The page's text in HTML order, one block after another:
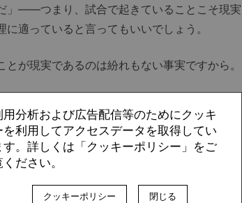
」――つまり、試合で起きていることこそ現実
適っていると言ってもいいでしょう。
が現実であるのは紛れもない事実ですから。
トを求めて
や海外で行われているサッカーを見聞し、と
。企画不足です。
たのか。改めてメールボックスの山を探って
用分析および広告配信等のためにクッキ
を利用してアクセスデータを取得してい
す。詳しくは「クッキーポリシー」をご
ください。
クッキーポリシー 閉じる